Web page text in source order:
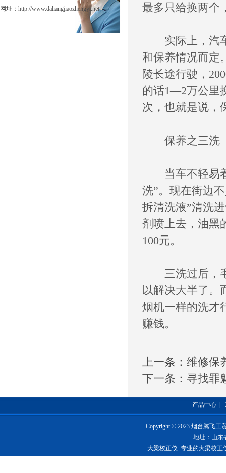
网址： http://www.daliangjiaozhengyi.net
最多只给换两个
实际上，汽车
和保养情况而定
陵长途行驶，
的话1—2万公里
次，也就是说，
保养之三洗
当车不轻易着
洗”。现在街边
拆清洗液”清洗
剂喷上去，油黑
100元。
三洗过后，毛
以解决大半了。
烟机一样的洗才
赚钱。
上一条： 维修保
下一条： 寻找罪
产品中心
Copyright © 2023 烟台腾飞工
地址：山东
大梁校正仪_专业的大梁校